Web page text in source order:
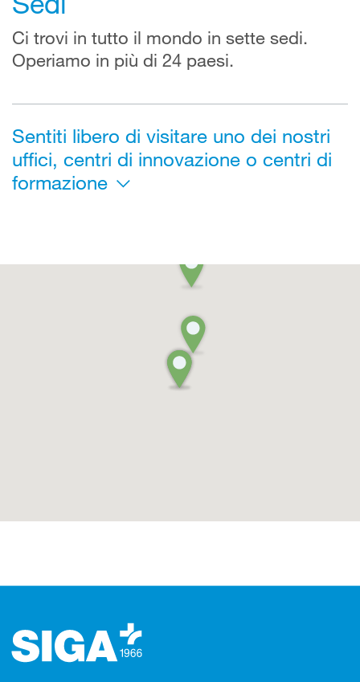
Ci trovi in tutto il mondo in sette sedi.
Operiamo in più di 24 paesi.
Sentiti libero di visitare uno dei nostri
uffici, centri di innovazione o centri di
formazione